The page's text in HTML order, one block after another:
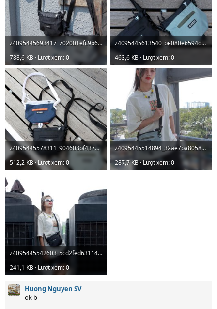
z4095445693417_702001efc9b669f6cb8cc3e56f9ed072.jpg
788,6 KB · Lượt xem: 0
z4095445613540_be080e6594ddc75ec9da4ecafb9016d1.jpg
463,6 KB · Lượt xem: 0
z4095445578311_904608bf43790ec9f947272a7eb6acfc.jpg
512,2 KB · Lượt xem: 0
z4095445514894_32ae7ba8058efa552f3bd9ad2fe7dc9f.jpg
287,7 KB · Lượt xem: 0
z4095445542603_5cd2fed63114999711e9aba300ad7615.jpg
241,1 KB · Lượt xem: 0
Huong Nguyen SV
ok b